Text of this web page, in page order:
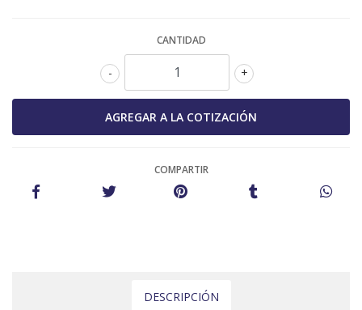
CANTIDAD
+
-
COMPARTIR
DESCRIPCIÓN